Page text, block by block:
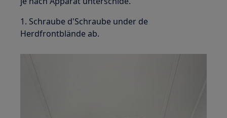
1. Schraube d'Schraube under de
Herdfrontblände ab.